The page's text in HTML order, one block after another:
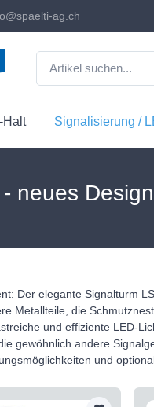
ag.ch
Halt Signalisierung /
neues Design
Der elegante Signalturm
Metallteile, die
und effiziente LED-
gewöhnlich andere
und